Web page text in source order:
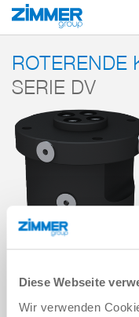
Diese Webseite
Wir verwenden
Start Producten
ROTERENDE
SERIE DV